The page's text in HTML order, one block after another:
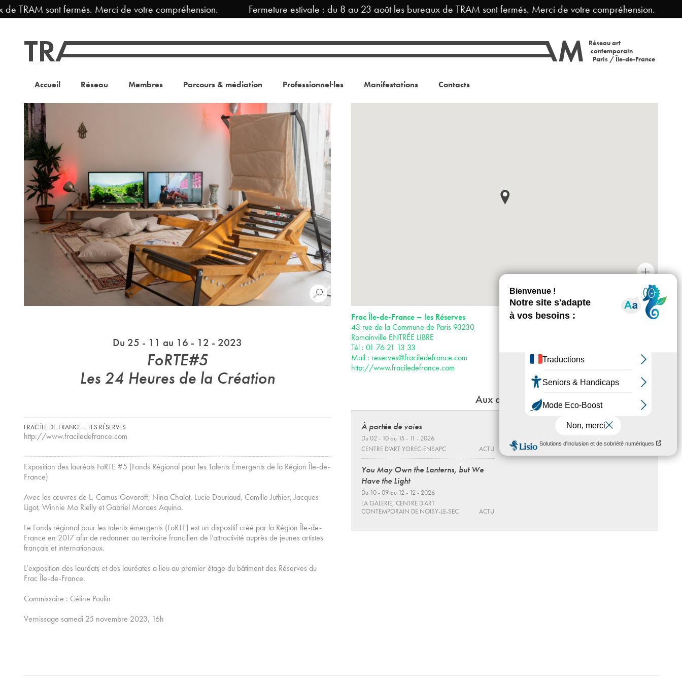
sont fermés. Merci de votre compréhension. Fermeture estivale : du 8 au 23 août les bureaux de TRAM sont fermés. Merci de votre compréhension.
Réseau art
contemporain
Paris / Île-de-France
Accueil Réseau Membres Parcours & médiation Professionnel·les Manifestations Contacts
Du 25 - 11 au 16 - 12 - 2023
FoRTE#5
Les 24 Heures de la Création
FRAC ÎLE-DE-FRANCE – LES RÉSERVES
http://www.fraciledefrance.com
Exposition des lauréats FoRTE #5 (Fonds Régional pour les Talents Émergents de la Région Île-de-
France)
Avec les œuvres de L. Camus-Govoroff, Nina Chalot, Lucie Douriaud, Camille Juthier, Jacques
Ligot, Winnie Mo Rielly et Gabriel Moraes Aquino.
Le Fonds régional pour les talents émergents (FoRTE) est un dispositif créé par la Région Île-de-
France en 2017 afin de redonner au territoire francilien de l’attractivité auprès de jeunes artistes
français et internationaux.
L’exposition des lauréats et des lauréates a lieu au premier étage du bâtiment des Réserves du
Frac Île-de-France.
Commissaire : Céline Poulin
Vernissage samedi 25 novembre 2023, 16h
+
-
Frac Île-de-France – les Réserves
43 rue de la Commune de Paris 93230
Romainville ENTRÉE LIBRE
Tél : 01 76 21 13 33
Mail : reserves@fraciledefrance.com
http://www.fraciledefrance.com
Horaires : Du mercredi au samedi 14h-19h
Aux alentours
À portée de voies
Du 02 - 10 au 15 - 11 - 2026
CENTRE D’ART YGREC-ENSAPC
ACTU
You May Own the Lanterns, but We
Have the Light
Du 10 - 09 au 12 - 12 - 2026
LA GALERIE, CENTRE D’ART
CONTEMPORAIN DE NOISY-LE-SEC
ACTU
CENTRE D’ART YGREC-ENSAPC
ACTU